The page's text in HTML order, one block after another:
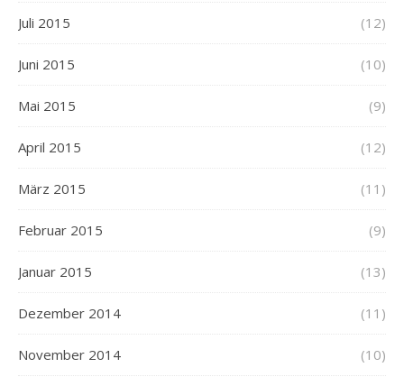
Juli 2015 (12)
Juni 2015 (10)
Mai 2015 (9)
April 2015 (12)
März 2015 (11)
Februar 2015 (9)
Januar 2015 (13)
Dezember 2014 (11)
November 2014 (10)